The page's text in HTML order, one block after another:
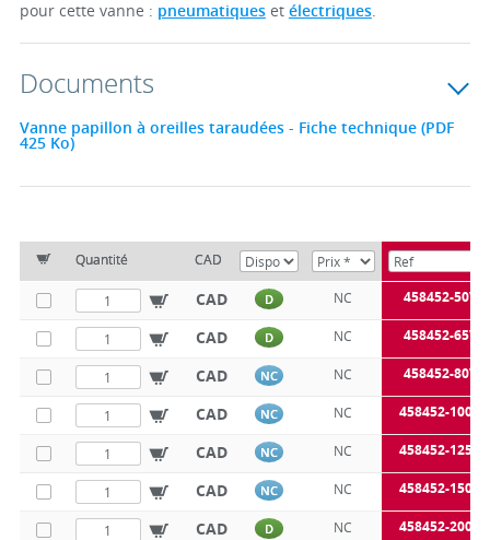
pour cette vanne : pneumatiqueset électriques.
Documents
Vanne papillon à oreilles taraudées - Fiche technique (PDF
425 Ko)
Quantité CAD
CAD D NC 458452-50V
CAD D NC 458452-65V
CAD NC NC 458452-80V
CAD NC NC 458452-100V
CAD NC NC 458452-125V
CAD NC NC 458452-150V
CAD D NC 458452-200V